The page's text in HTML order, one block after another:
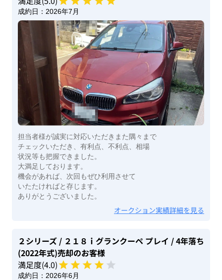
成約日： 2026年7月
担当者様が誠実に対応いただきまた隅々まで
チェックいただき、有利点、不利点、相場
状況等も把握できました。
大満足しております。
機会があれば、次回もぜひ利用させて
いたたければと存じます。
ありがとうございました。
オークション実績詳細を見る
２シリーズ / ２１８ｉグランクーペ プレイ / 4年落ち
(2022年式)売却のお客様
満足度(4.0)
成約日： 2026年6月